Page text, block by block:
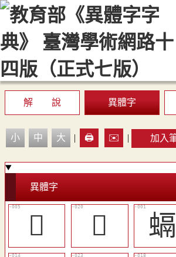
::: 最新消息 常見問題 編輯說明
顯示模式
網站導覽
解 說 異體字
小 中 大 | 🖨️ ✉️ | 加入
異體字
𥃼 󵒓 螎